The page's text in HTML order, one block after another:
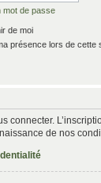
mot de passe
de moi
présence lors de cette
connecter.
de nos